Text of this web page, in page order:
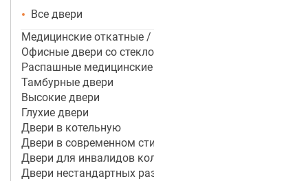
Все двери
Медицинские откатные / раздвижные двери
Офисные двери со стеклом
Распашные медицинские двери
Тамбурные двери
Высокие двери
Глухие двери
Двери в котельную
Двери в современном стиле
Двери для инвалидов колясочников
Двери нестандартных размеров